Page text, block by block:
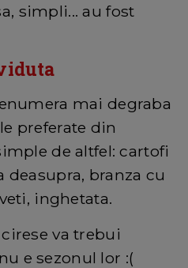
simpli... au fost
mai degraba
preferate din
de altfel: cartofi
deasupra, branza cu
inghetata.
va trebui
e sezonul lor :(